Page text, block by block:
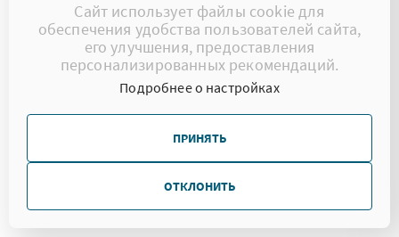
Сайт использует файлы cookie для
обеспечения удобства пользователей сайта,
его улучшения, предоставления
персонализированных рекомендаций.
Подробнее о настройках
ПРИНЯТЬ
ОТКЛОНИТЬ